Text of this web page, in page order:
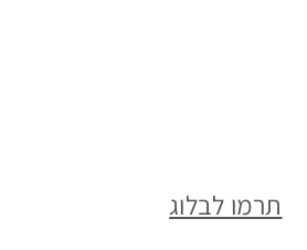
תרמו לבלוג